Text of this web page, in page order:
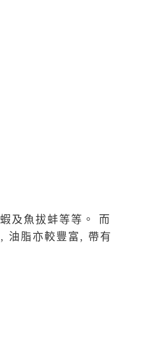
及魚拔蚌等等。 而
油脂亦較豐富, 帶有